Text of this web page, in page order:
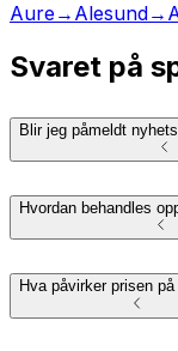
Aure→ Alesund→
Svaret på
Blir jeg påmeldt
Hvordan behandles
Hva påvirker prisen